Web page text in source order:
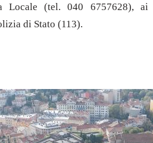
Locale (tel. 040 6757628), ai
di Stato (113).